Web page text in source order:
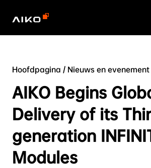
Hoofdpagina / Nieuws en evenement
AIKO Begins
Delivery of its
generation
Modules